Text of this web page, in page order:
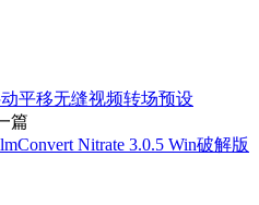
平移无缝视频转场预设
篇
Nitrate 3.0.5 Win破解版